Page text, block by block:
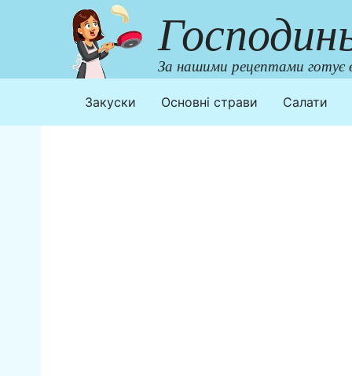
За нашими рецептами готує
Закуски Основні страви Салати